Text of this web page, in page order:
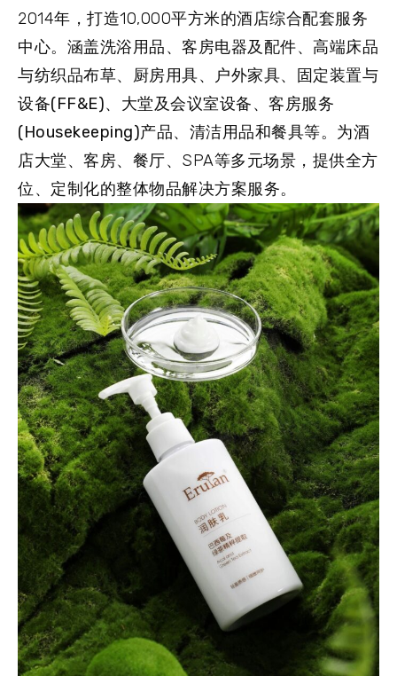
2014年，打造10,000平方米的酒店综合配套服务
中心。 涵盖洗浴用品、客房电器及配件、高端床品
与纺织品布草、厨房用具、户外家具、固定装置与
设备(FF&E)、大堂及会议室设备、客房服务
(Housekeeping)产品、清洁用品和餐具等。为酒
店大堂、客房、餐厅、SPA等多元场景，提供全方
位、定制化的整体物品解决方案服务。